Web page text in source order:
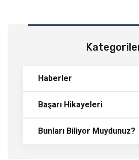
Haberler
Başarı Hikayeleri
Bunları Biliyor Muydunuz?